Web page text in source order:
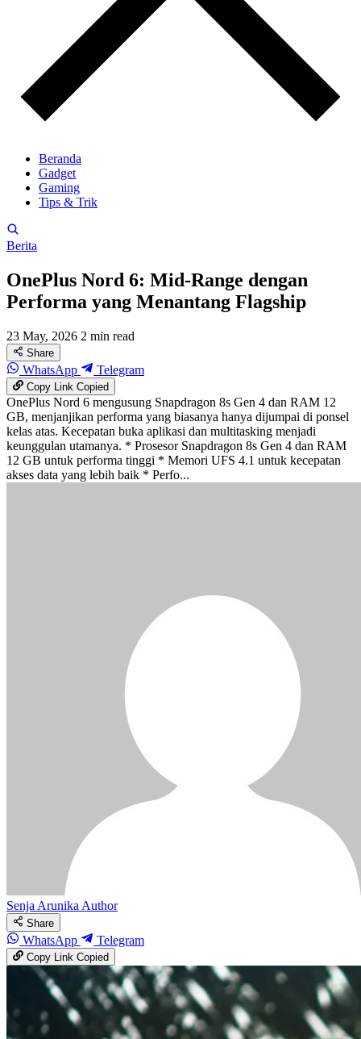
Beranda
Gadget
Gaming
Tips & Trik
Berita
OnePlus Nord 6: Mid-Range dengan
Performa yang Menantang Flagship
23 May, 2026 2 min read
Share
WhatsApp Telegram
Copy LinkCopied
OnePlus Nord 6 mengusung Snapdragon 8s Gen 4 dan RAM 12
GB, menjanjikan performa yang biasanya hanya dijumpai di ponsel
kelas atas. Kecepatan buka aplikasi dan multitasking menjadi
keunggulan utamanya. * Prosesor Snapdragon 8s Gen 4 dan RAM
12 GB untuk performa tinggi * Memori UFS 4.1 untuk kecepatan
akses data yang lebih baik * Perfo...
Senja ArunikaAuthor
Share
WhatsApp Telegram
Copy LinkCopied